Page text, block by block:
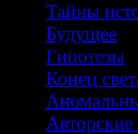
Тайны
Будущее
Гипотезы
Конец
Авторские